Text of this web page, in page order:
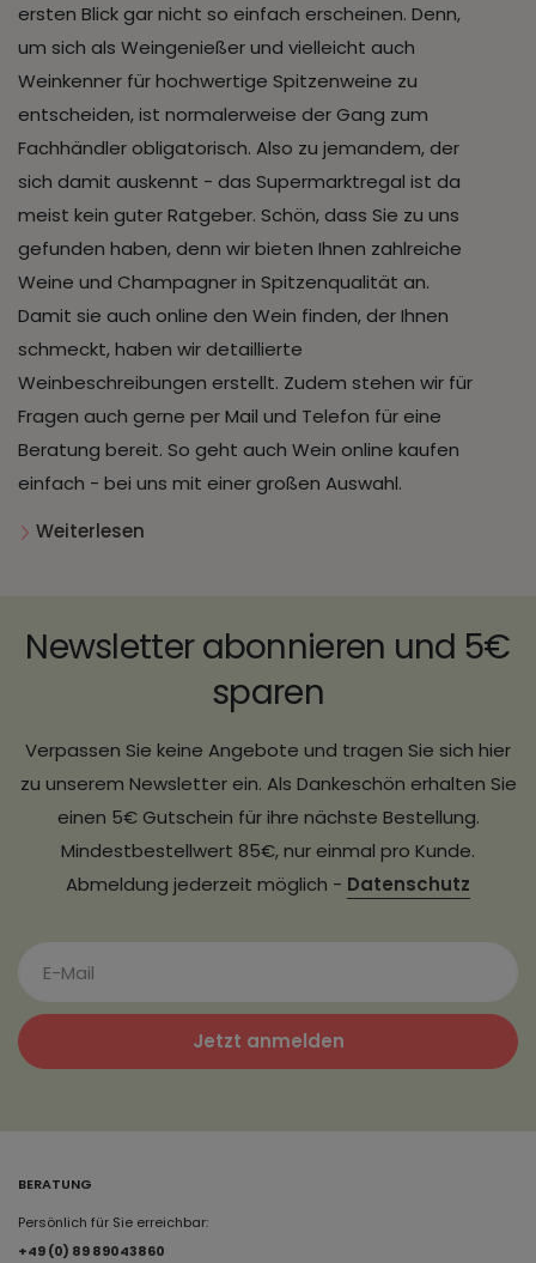
ersten Blick gar nicht so einfach erscheinen. Denn,
um sich als Weingenießer und vielleicht auch
Weinkenner für hochwertige Spitzenweine zu
entscheiden, ist normalerweise der Gang zum
Fachhändler obligatorisch. Also zu jemandem, der
sich damit auskennt - das Supermarktregal ist da
meist kein guter Ratgeber. Schön, dass Sie zu uns
gefunden haben, denn wir bieten Ihnen zahlreiche
Weine und Champagner in Spitzenqualität an.
Damit sie auch online den Wein finden, der Ihnen
schmeckt, haben wir detaillierte
Weinbeschreibungen erstellt. Zudem stehen wir für
Fragen auch gerne per Mail und Telefon für eine
Beratung bereit. So geht auch Wein online kaufen
einfach - bei uns mit einer großen Auswahl.
Weiterlesen
Newsletter abonnieren und 5€
sparen
Verpassen Sie keine Angebote und tragen Sie sich hier
zu unserem Newsletter ein. Als Dankeschön erhalten Sie
einen 5€ Gutschein für ihre nächste Bestellung.
Mindestbestellwert 85€, nur einmal pro Kunde.
Abmeldung jederzeit möglich - Datenschutz
Jetzt anmelden
BERATUNG
Persönlich für Sie erreichbar:
+49 (0) 89 89043860